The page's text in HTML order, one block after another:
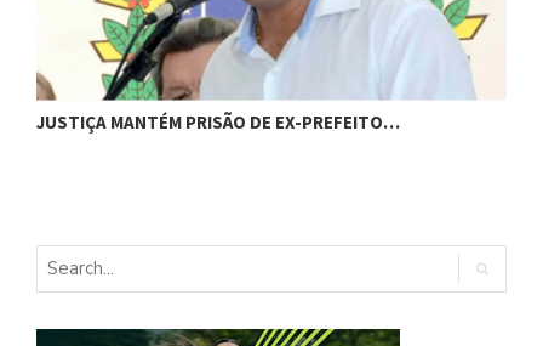
JUSTIÇA MANTÉM PRISÃO DE EX-PREFEITO…